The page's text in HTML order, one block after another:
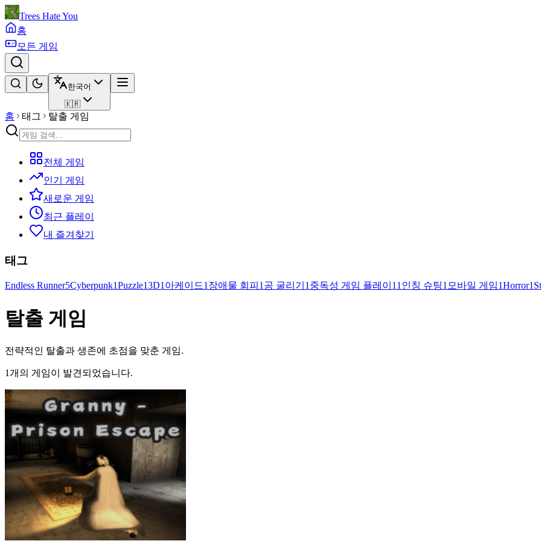
Trees Hate You
홈
모든 게임
한국어
🇰🇷
홈 태그 탈출 게임
전체 게임
인기 게임
새로운 게임
최근 플레이
내 즐겨찾기
태그
Endless Runner5Cyberpunk1Puzzle13D1아케이드1장애물 회피 1공 굴리기 1중독성 게임 플레이 11인칭 슈팅1모바일 게임1Horror1
탈출 게임
전략적인 탈출과 생존에 초점을 맞춘 게임.
1개의 게임이 발견되었습니다.